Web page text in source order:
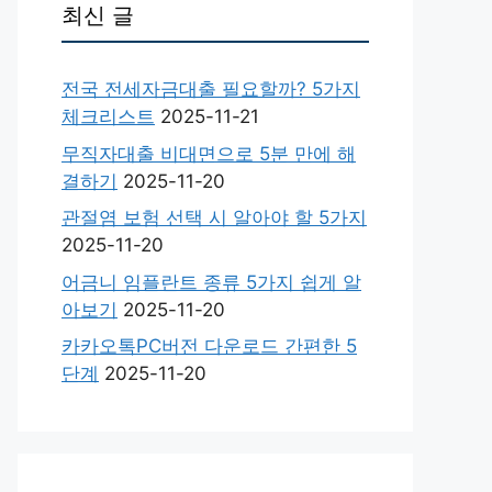
최신 글
전국 전세자금대출 필요할까? 5가지
체크리스트 2025-11-21
무직자대출 비대면으로 5분 만에 해
결하기 2025-11-20
관절염 보험 선택 시 알아야 할 5가지
2025-11-20
어금니 임플란트 종류 5가지 쉽게 알
아보기 2025-11-20
카카오톡PC버전 다운로드 간편한 5
단계 2025-11-20